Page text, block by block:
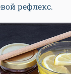
рефлекс.